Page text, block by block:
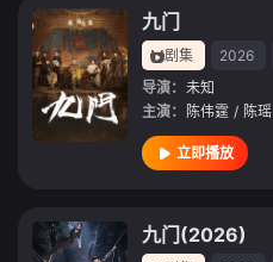
九门
剧集 2026
导演： 未知
主演：
陈伟霆 / 陈瑶
立即播放
九门(2026)